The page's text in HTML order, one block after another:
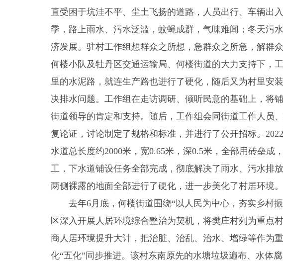
直受困于坑洼不平、尘土飞扬的道路，人员出行、车辆出
季，路上雨水、污水泛滥，蚊蝇成群，气味难闻；冬天污
济发展。驻村工作组想群众之所想，急群众之所急，解群
何楼小队及牡丹区交通运输局、何楼街道的大力支持下，
里的水泥路，就连生产路也进行了硬化，随后又为村里安
决排水问题。工作组在走访调研、倾听民意的基础上，将
街道领导的肯定和支持。随后，工作组会同街道工作人员
复论证，讨论制定了规格和标准，并进行了公开招标。
水道总长度约2000米，宽0.65米，深0.5米，全部用砖垒成
工，下水道铺设任务全部完成，彻底解决了雨水、污水排
两侧裸露的地面全部进行了硬化，进一步美化了村居环境。
去年6月底，何楼街道围绕“以人民为中心，夯实乡村
区深入开展人居环境综合整治为契机，将樊庄村列为重点
商人居环境提升大计，把治脏、治乱、治水、增绿等作为
化“五化”同步推进。该村东南原先的水塘垃圾遍布、水体